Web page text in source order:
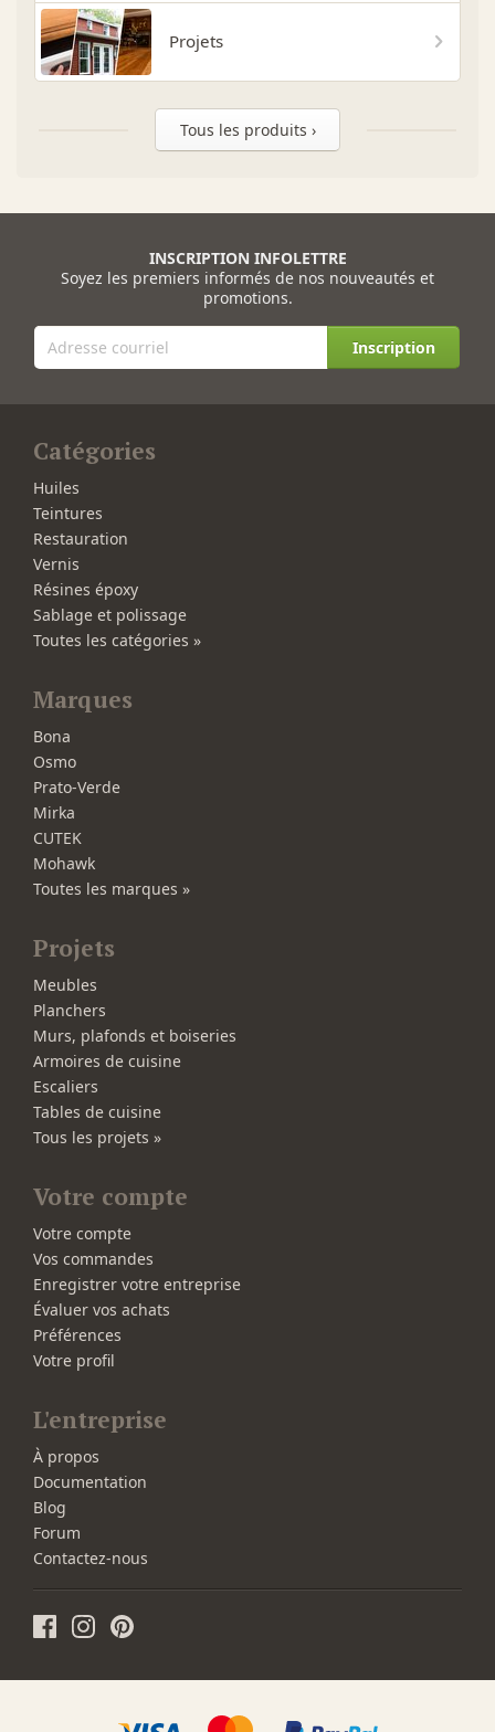
Projets
Tous les produits ›
INSCRIPTION INFOLETTRE
Soyez les premiers informés de nos nouveautés et
promotions.
Inscription
Catégories
Huiles
Teintures
Restauration
Vernis
Résines époxy
Sablage et polissage
Toutes les catégories »
Marques
Bona
Osmo
Prato-Verde
Mirka
CUTEK
Mohawk
Toutes les marques »
Projets
Meubles
Planchers
Murs, plafonds et boiseries
Armoires de cuisine
Escaliers
Tables de cuisine
Tous les projets »
Votre compte
Votre compte
Vos commandes
Enregistrer votre entreprise
Évaluer vos achats
Préférences
Votre profil
L'entreprise
À propos
Documentation
Blog
Forum
Contactez-nous